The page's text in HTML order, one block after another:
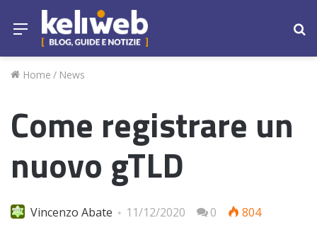
Menu
Home / News
Come registrare un
nuovo gTLD
Vincenzo Abate 11/12/2020 0
804